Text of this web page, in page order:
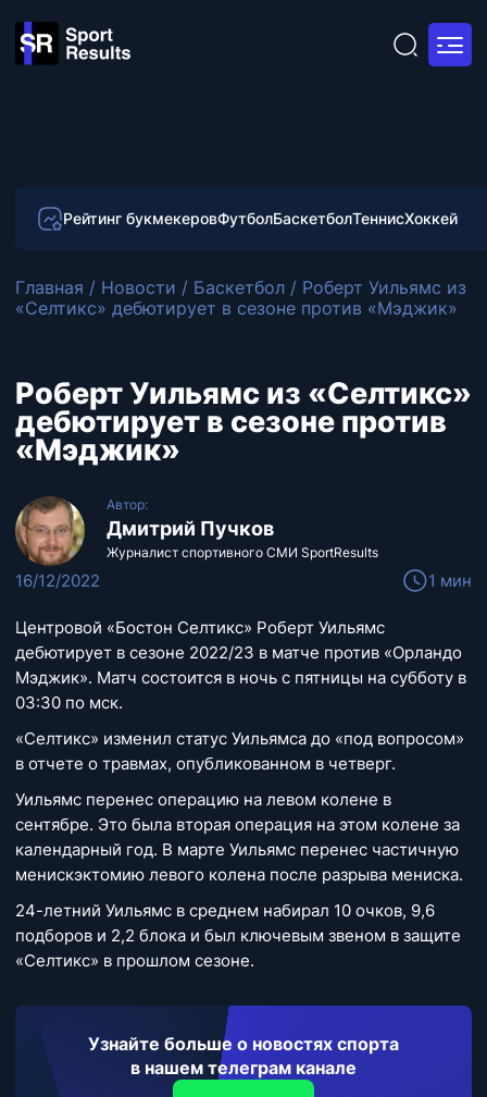
Рейтинг букмекеровФутболБаскетболТеннисХоккей
Главная / Новости / Баскетбол / Роберт Уильямс из
«Селтикс» дебютирует в сезоне против «Мэджик»
Роберт Уильямс из «Селтикс»
дебютирует в сезоне против
«Мэджик»
Автор:
Дмитрий Пучков
Журналист спортивного СМИ SportResults
16/12/2022 1 мин
Центровой «Бостон Селтикс» Роберт Уильямс
дебютирует в сезоне 2022/23 в матче против «Орландо
Мэджик». Матч состоится в ночь с пятницы на субботу в
03:30 по мск.
«Селтикс» изменил статус Уильямса до «под вопросом»
в отчете о травмах, опубликованном в четверг.
Уильямс перенес операцию на левом колене в
сентябре. Это была вторая операция на этом колене за
календарный год. В марте Уильямс перенес частичную
менискэктомию левого колена после разрыва мениска.
24-летний Уильямс в среднем набирал 10 очков, 9,6
подборов и 2,2 блока и был ключевым звеном в защите
«Селтикс» в прошлом сезоне.
Узнайте больше о новостях спорта
в нашем телеграм канале